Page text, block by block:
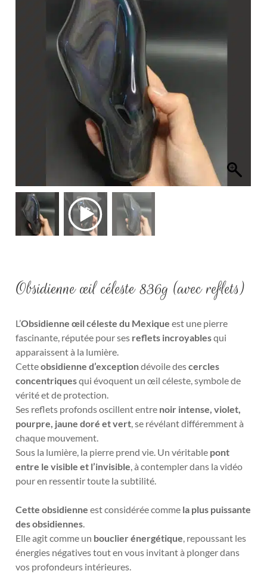
Obsidienne œil céleste 836g (avec reflets)
L’Obsidienne œil céleste du Mexique est une pierre
fascinante, réputée pour ses reflets incroyablesqui
apparaissent à la lumière.
Cetteobsidienne d’exceptiondévoile descercles
concentriquesqui évoquent un œil céleste, symbole de
vérité et de protection.
Ses reflets profonds oscillent entre noir intense, violet,
pourpre, jaune doré et vert, se révélant différemment à
chaque mouvement.
Sous la lumière, la pierre prend vie. Un véritable pont
entre le visible et l’invisible, à contempler dans la vidéo
pour en ressentir toute la subtilité.
Cette obsidienneest considérée comme la plus puissante
des obsidiennes.
Elle agit comme un bouclier énergétique, repoussant les
énergies négatives tout en vous invitant à plonger dans
vos profondeurs intérieures.